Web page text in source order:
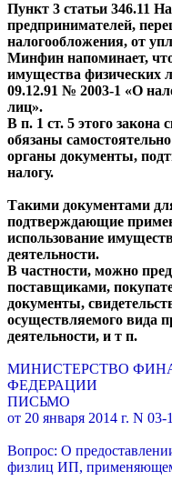
Пункт 3 статьи 346.11
предпринимателей,
налогообложения, от
Минфин напоминает,
имущества физических
09.12.91 № 2003-1 «О
лиц».
В п. 1 ст. 5 этого закона
обязаны
органы документы,
налогу.
Такими документами
подтверждающие
использование
деятельности.
В частности, можно
поставщиками,
документы,
осуществляемого вида
деятельности, и т п.
МИНИСТЕРСТВО
ФЕДЕРАЦИИ
ПИСЬМО
от 20 января 2014 г. N 03-
Вопрос: О
физлиц ИП,